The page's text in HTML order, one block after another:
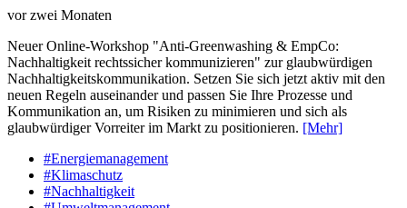
vor zwei Monaten
Neuer Online-Workshop "Anti-Greenwashing & EmpCo:
Nachhaltigkeit rechtssicher kommunizieren" zur glaubwürdigen
Nachhaltigkeitskommunikation. Setzen Sie sich jetzt aktiv mit den
neuen Regeln auseinander und passen Sie Ihre Prozesse und
Kommunikation an, um Risiken zu minimieren und sich als
glaubwürdiger Vorreiter im Markt zu positionieren. [Mehr]
#Energiemanagement
#Klimaschutz
#Nachhaltigkeit